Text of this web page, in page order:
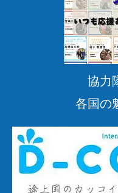
協力
各国の